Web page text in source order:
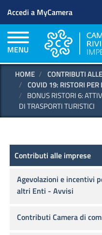
Menu profilo utente
Accedi a MyCamera
MENU
HOME
CONTRIBUTI
COVID 19: RISTORI PER
BONUS RISTORI 6:
DI TRASPORTI TURISTICI
Contributi alle
Contributi alle imprese
Agevolazioni e incentivi
altri Enti - Avvisi
Contributi Camera di